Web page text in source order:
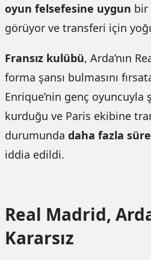
oyun felsefesine uygun bir
görüyor ve transferi için
Fransız kulübü, Arda’nın
forma şansı bulmasını
Enrique’nin genç
kurduğu ve Paris ekibine
durumunda daha fazla süre
iddia edildi.
Real Madrid,
Kararsız